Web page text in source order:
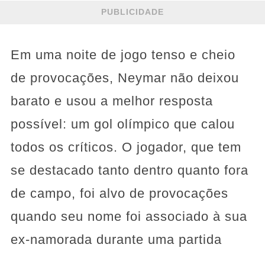
PUBLICIDADE
Em uma noite de jogo tenso e cheio
de provocações, Neymar não deixou
barato e usou a melhor resposta
possível: um gol olímpico que calou
todos os críticos. O jogador, que tem
se destacado tanto dentro quanto fora
de campo, foi alvo de provocações
quando seu nome foi associado à sua
ex-namorada durante uma partida